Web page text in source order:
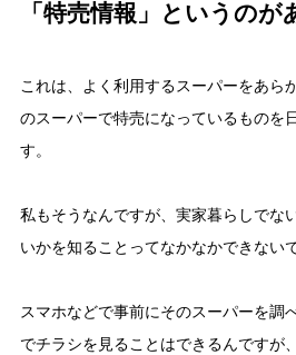
「特売情報」というのが
これは、よく利用するスーパーをあら
のスーパーで特売になっているものを
す。
私もそうなんですが、実家暮らしでな
いかを知ることってなかなかできない
スマホなどで事前にそのスーパーを調
でチラシを見ることはできるんですが、